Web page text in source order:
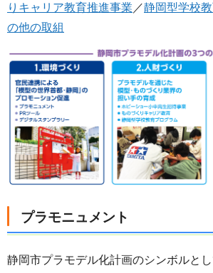
りキャリア教育推進事業 ／静岡型学校
の他の取組
プラモニュメント
静岡市プラモデル化計画のシンボルと